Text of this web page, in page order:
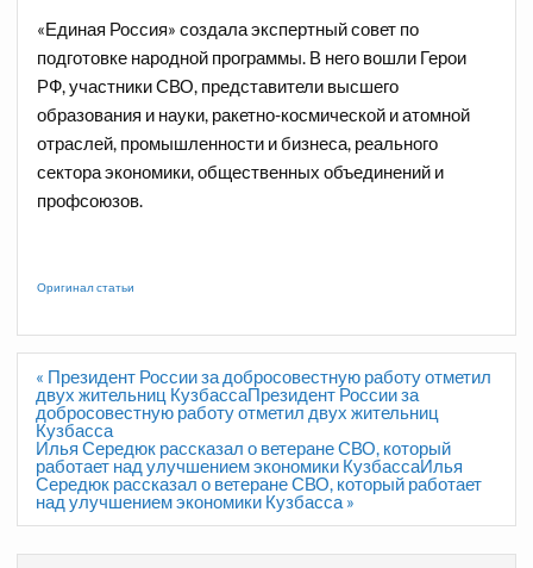
«Единая Россия» создала экспертный совет по
подготовке народной программы. В него вошли Герои
РФ, участники СВО, представители высшего
образования и науки, ракетно-космической и атомной
отраслей, промышленности и бизнеса, реального
сектора экономики, общественных объединений и
профсоюзов.
Оригинал статьи
Навигация
по
записям
« Президент России за добросовестную работу отметил
двух жительниц КузбассаПрезидент России за
добросовестную работу отметил двух жительниц
Кузбасса
Илья Середюк рассказал о ветеране СВО, который
работает над улучшением экономики КузбассаИлья
Середюк рассказал о ветеране СВО, который работает
над улучшением экономики Кузбасса »